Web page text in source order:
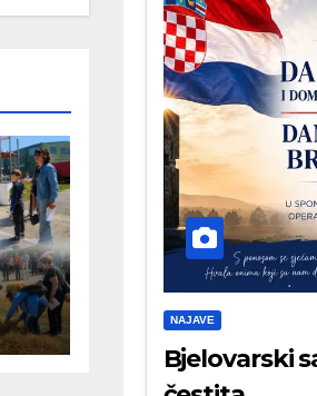
NAJAVE
Bjelovarski